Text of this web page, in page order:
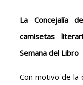
La Concejalía
camisetas
Semana del Libro
Con motivo de la